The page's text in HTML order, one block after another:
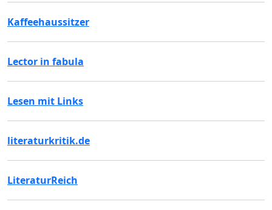
Kaffeehaussitzer
Lector in fabula
Lesen mit Links
literaturkritik.de
LiteraturReich